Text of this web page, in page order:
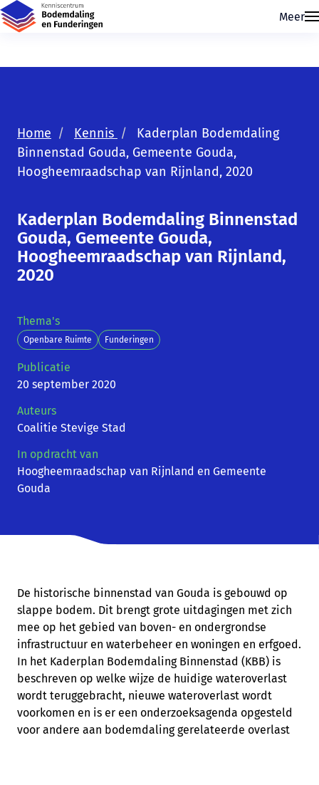
Skip navigatie
Meer
Home Kennis
Kaderplan Bodemdaling
Binnenstad Gouda, Gemeente Gouda,
Hoogheemraadschap van Rijnland, 2020
Kaderplan Bodemdaling Binnenstad
Gouda, Gemeente Gouda,
Hoogheemraadschap van Rijnland,
2020
Thema's
Openbare Ruimte Funderingen
Publicatie
20 september 2020
Auteurs
Coalitie Stevige Stad
In opdracht van
Hoogheemraadschap van Rijnland en Gemeente
Gouda
De historische binnenstad van Gouda is gebouwd op
slappe bodem. Dit brengt grote uitdagingen met zich
mee op het gebied van boven- en ondergrondse
infrastructuur en waterbeheer en woningen en erfgoed.
In het Kaderplan Bodemdaling Binnenstad (KBB) is
beschreven op welke wijze de huidige wateroverlast
wordt teruggebracht, nieuwe wateroverlast wordt
voorkomen en is er een onderzoeksagenda opgesteld
voor andere aan bodemdaling gerelateerde overlast